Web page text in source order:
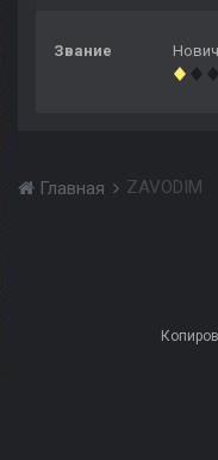
Звание
Главная ZAVODIM